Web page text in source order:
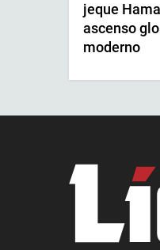
jeque
ascenso
moderno